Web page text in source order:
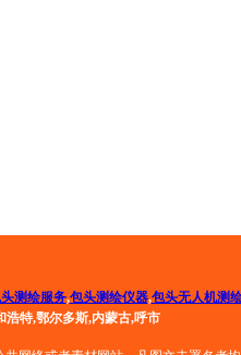
测绘服务,包头测绘仪器,包头无人机测
浩特,鄂尔多斯,内蒙古,呼市